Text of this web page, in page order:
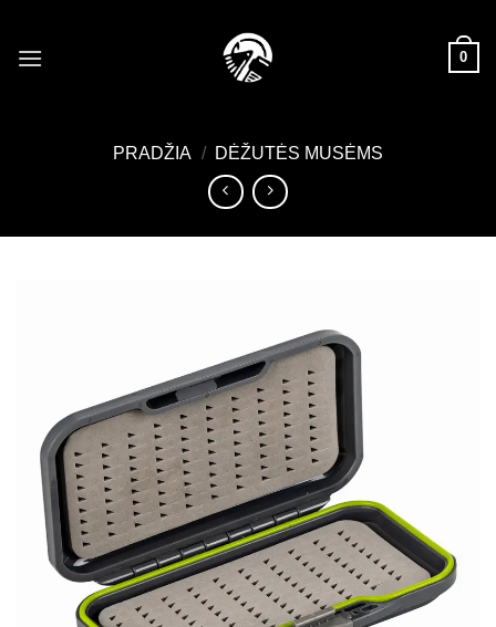
content
0
PRADŽIA / DĖŽUTĖS MUSĖMS